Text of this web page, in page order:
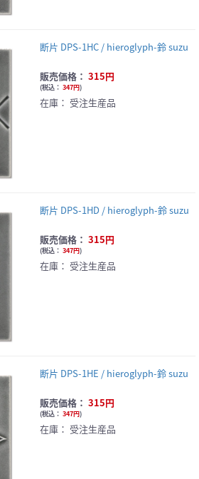
断片 DPS-1HC / hieroglyph-鈴 suzu
販売価格： 315円
(税込： 347円)
在庫： 受注生産品
断片 DPS-1HD / hieroglyph-鈴 suzu
販売価格： 315円
(税込： 347円)
在庫： 受注生産品
断片 DPS-1HE / hieroglyph-鈴 suzu
販売価格： 315円
(税込： 347円)
在庫： 受注生産品